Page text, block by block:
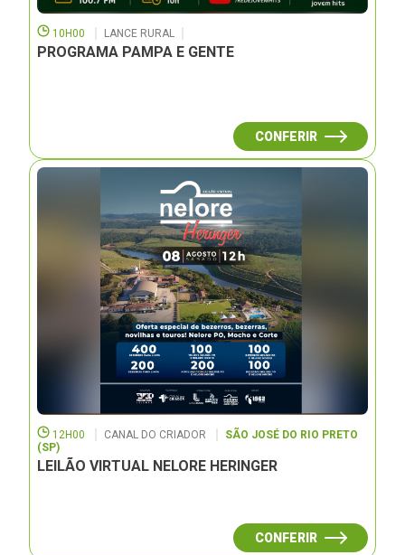
10H00 LANCE RURAL
PROGRAMA PAMPA E GENTE
CONFERIR
12H00 CANAL DO CRIADOR
SÃO JOSÉ DO RIO PRETO
(SP)
LEILÃO VIRTUAL NELORE HERINGER
CONFERIR